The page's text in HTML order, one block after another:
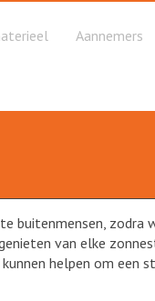
Aannemers
buitenmensen,
van elke
helpen om een